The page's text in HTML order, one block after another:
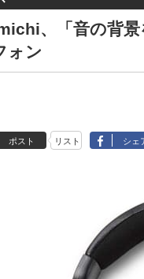
、「音の背
ォン
ポスト リスト シェ